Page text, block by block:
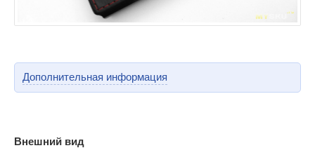
Дополнительная информация
Внешний вид